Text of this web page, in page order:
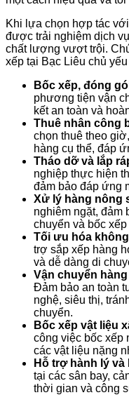
Khi lựa chọn hợp tác
được trải nghiệm dịch
chất lượng vượt trội.
xếp tại Bạc Liêu chủ
Bốc xếp, đóng
phương tiện vận
kết an toàn và
Thuê nhân công
chọn thuê theo
hàng cụ thể, đáp
Tháo dỡ và lắp
nghiệp thực hiện
đảm bảo đáp ứng
Xử lý hàng nông
nghiêm ngặt, đảm
chuyển và bốc
Tối ưu hóa
trợ sắp xếp hàng
và dễ dàng di
Vận chuyển
Đảm bảo an toàn
nghệ, siêu thị,
chuyển.
Bốc xếp vật liệu
công việc bốc xếp
các vật liệu nặng
Hỗ trợ hành lý
tại các sân bay,
thời gian và công